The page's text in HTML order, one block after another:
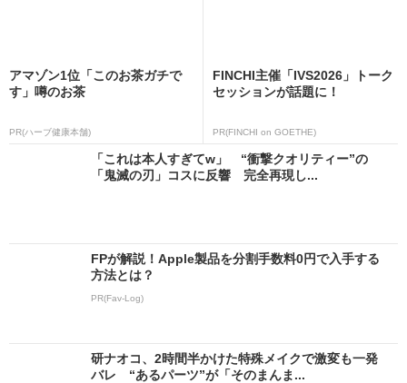
アマゾン1位「このお茶ガチで
す」噂のお茶
PR(ハーブ健康本舗)
FINCHI主催「IVS2026」トーク
セッションが話題に！
PR(FINCHI on GOETHE)
「これは本人すぎてw」 “衝撃クオリティー”の
「鬼滅の刃」コスに反響 完全再現し...
FPが解説！Apple製品を分割手数料0円で入手する
方法とは？
PR(Fav-Log)
研ナオコ、2時間半かけた特殊メイクで激変も一発
バレ “あるパーツ”が「そのまんま...